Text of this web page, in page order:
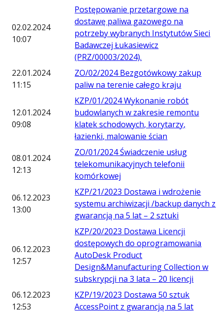
02.02.2024
10:07
Postępowanie przetargowe na
dostawę paliwa gazowego na
potrzeby wybranych Instytutów Sieci
Badawczej Łukasiewicz
(PRZ/00003/2024).
22.01.2024
11:15
ZO/02/2024 Bezgotówkowy zakup
paliw na terenie całego kraju
12.01.2024
09:08
KZP/01/2024 Wykonanie robót
budowlanych w zakresie remontu
klatek schodowych, korytarzy,
łazienki, malowanie ścian
08.01.2024
12:13
ZO/01/2024 Świadczenie usług
telekomunikacyjnych telefonii
komórkowej
06.12.2023
13:00
KZP/21/2023 Dostawa i wdrożenie
systemu archiwizacji /backup danych z
gwarancją na 5 lat – 2 sztuki
06.12.2023
12:57
KZP/20/2023 Dostawa Licencji
dostępowych do oprogramowania
AutoDesk Product
Design&Manufacturing Collection w
subskrypcji na 3 lata – 20 licencji
06.12.2023
12:53
KZP/19/2023 Dostawa 50 sztuk
AccessPoint z gwarancją na 5 lat